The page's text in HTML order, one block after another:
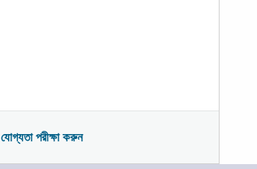
যোগ্যতা পরীক্ষা করুন